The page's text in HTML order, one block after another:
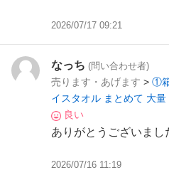
2026/07/17 09:21
なっち (問い合わせ者)
売ります・あげます > ①
イスタオル まとめて 大量
良い
ありがとうございまし
2026/07/16 11:19